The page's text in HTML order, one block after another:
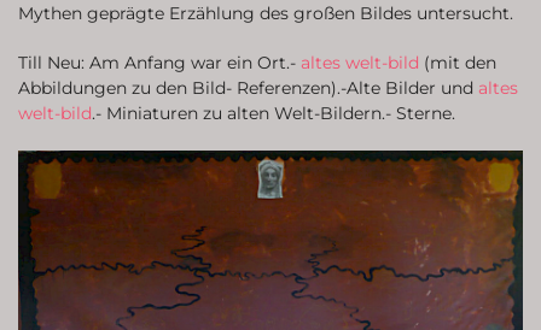
Mythen geprägte Erzählung des großen Bildes untersucht.
Till Neu: Am Anfang war ein Ort.- altes welt-bild (mit den
Abbildungen zu den Bild- Referenzen).-Alte Bilder und altes
welt-bild.- Miniaturen zu alten Welt-Bildern.- Sterne.